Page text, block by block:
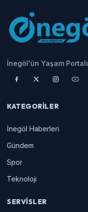
İnegöl'ün Yaşam Portalı
KATEGORILER
İnegöl Haberleri
Gündem
Spor
Teknoloji
SERVISLER